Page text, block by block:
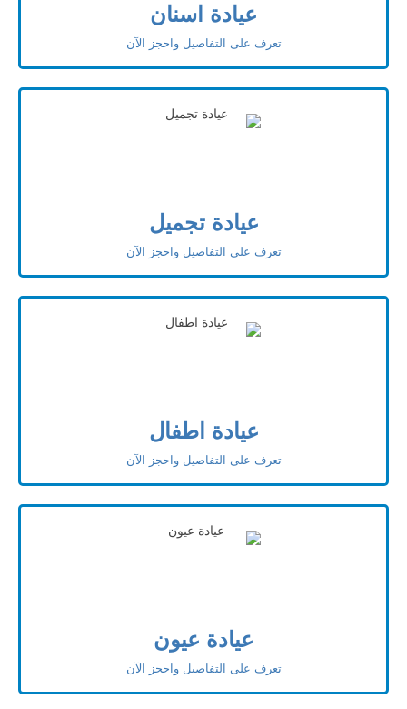
عيادة اسنان
تعرف على التفاصيل واحجز الآن
عيادة تجميل
تعرف على التفاصيل واحجز الآن
عيادة اطفال
تعرف على التفاصيل واحجز الآن
عيادة عيون
تعرف على التفاصيل واحجز الآن